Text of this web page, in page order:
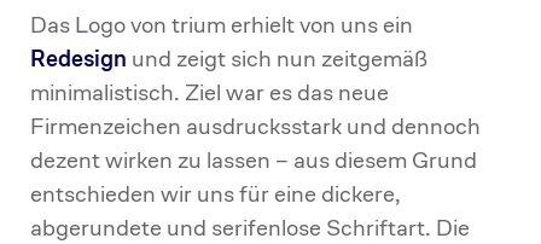
Das Logo von trium erhielt von uns ein
Redesign und zeigt sich nun zeitgemäß
minimalistisch. Ziel war es das neue
Firmenzeichen ausdrucksstark und dennoch
dezent wirken zu lassen – aus diesem Grund
entschieden wir uns für eine dickere,
abgerundete und serifenlose Schriftart. Die